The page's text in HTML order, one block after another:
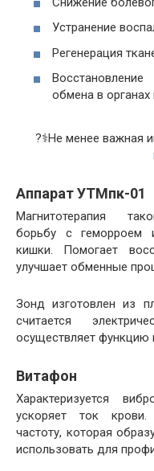
Устранение
Регенерация
обмена в органах
?‍⚕️Не менее важная
Аппарат УТМпк-01
Магнитотерапия
борьбу с геморроем
кишки. Помогает
улучшает обменные
Зонд изготовлен из
считается
осуществляет функцию
Витафон
Характеризуется
ускоряет ток
частоту, которая
использовать для